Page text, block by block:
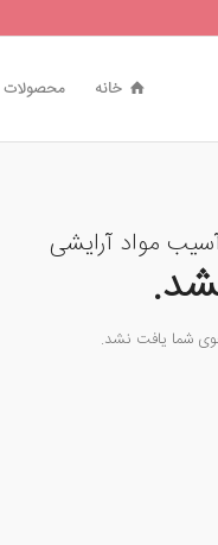
خانه محصولات
مواد آرایشی
شما یافت نشد.